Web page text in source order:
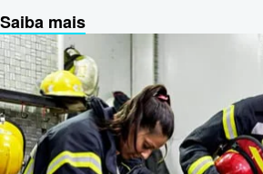
Saiba mais